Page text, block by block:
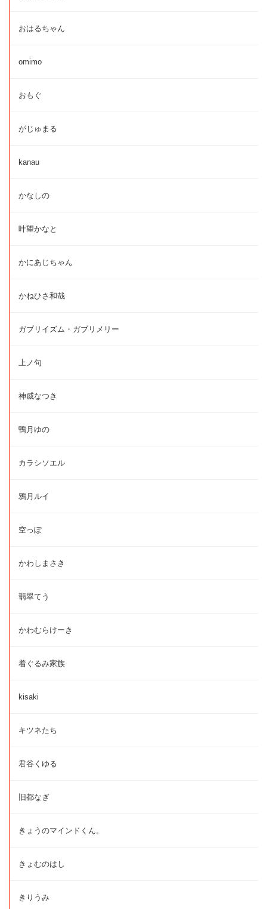
おはるちゃん
omimo
おもぐ
がじゅまる
kanau
かなしの
叶望かなと
かにあじちゃん
かねひさ和哉
ガブリイズム・ガブリメリー
上ノ句
神威なつき
鴨月ゆの
カラシソエル
鴉月ルイ
空っぽ
かわしまさき
翡翠てう
かわむらけーき
着ぐるみ家族
kisaki
キツネたち
君谷くゆる
旧都なぎ
きょうのマインドくん。
きょむのはし
きりうみ